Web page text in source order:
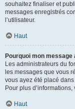
souhaitez finaliser et
messages enregistrés
l’utilisateur.
Haut
Pourquoi mon message
Les administrateurs du
les messages que vous
vous ayez été placé
Pour plus
Haut